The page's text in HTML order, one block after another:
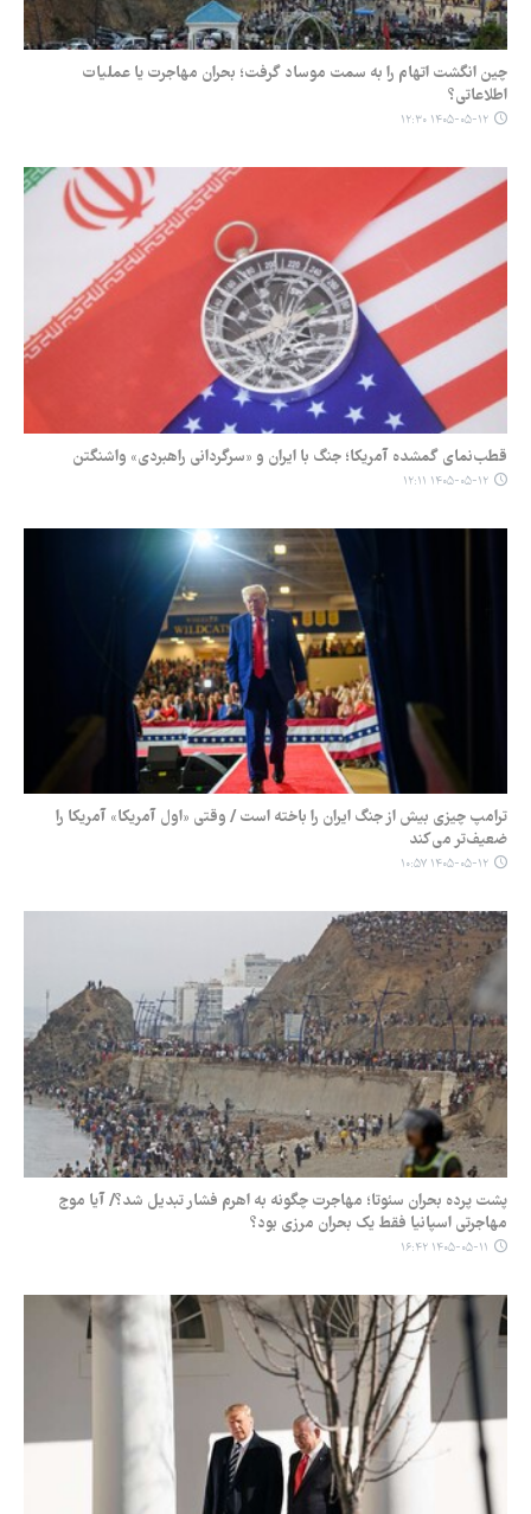
چین انگشت اتهام را به سمت موساد گرفت؛ بحران مهاجرت یا عملیات
اطلاعاتی؟
۱۴۰۵-۰۵-۱۲ ۱۲:۳۰
قطب‌نمای گمشده آمریکا؛ جنگ با ایران و «سرگردانی راهبردی» واشنگتن
۱۴۰۵-۰۵-۱۲ ۱۲:۱۱
ترامپ چیزی بیش از جنگ ایران را باخته است / وقتی «اول آمریکا» آمریکا را
ضعیف‌تر می‌کند
۱۴۰۵-۰۵-۱۲ ۱۰:۵۷
پشت پرده بحران سئوتا؛ مهاجرت چگونه به اهرم فشار تبدیل شد؟/ آیا موج
مهاجرتی اسپانیا فقط یک بحران مرزی بود؟
۱۴۰۵-۰۵-۱۱ ۱۶:۴۲